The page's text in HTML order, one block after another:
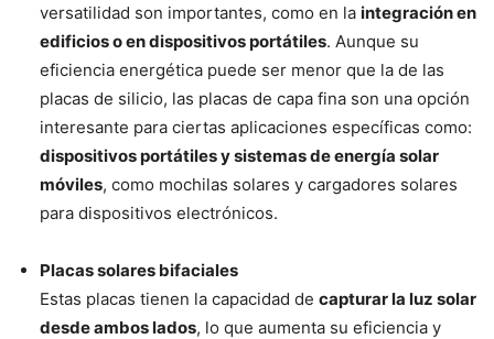
versatilidad son importantes, como en la integración en
edificios o en dispositivos portátiles. Aunque su
eficiencia energética puede ser menor que la de las
placas de silicio, las placas de capa fina son una opción
interesante para ciertas aplicaciones específicas como:
dispositivos portátiles y sistemas de energía solar
móviles, como mochilas solares y cargadores solares
para dispositivos electrónicos.
Placas solares bifaciales
Estas placas tienen la capacidad de capturar la luz solar
desde ambos lados, lo que aumenta su eficiencia y